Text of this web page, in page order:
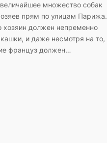
множество собак
прям по улицам Парижа.
хозяин должен непременно
и даже несмотря на то,
француз должен…